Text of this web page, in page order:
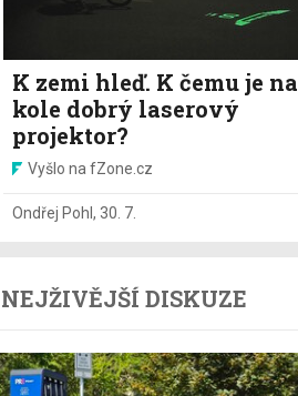
K zemi hleď. K čemu je na
kole dobrý laserový
projektor?
Vyšlo na fZone.cz
Ondřej Pohl , 30. 7.
NEJŽIVĚJŠÍ DISKUZE